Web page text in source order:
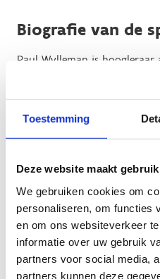
Toestemming
Deze website maakt
We gebruiken cookies om
personaliseren, om functies
en om ons websiteverkeer
informatie over uw gebruik
partners voor social media,
partners kunnen deze
Biografie van de
Paul Wylleman is
sportpsychologie, mentale
management en
is tevens hoofd van de
Paul doet onderzoek naar
wedstrijdsport, de
getalenteerde, topsporters
onderwijs en advies op het
sportpsychologie en de
mentale vaardigheden in